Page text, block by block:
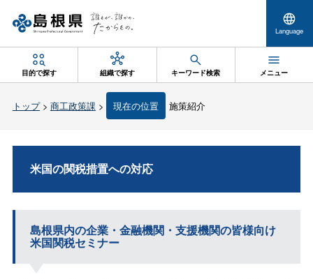
Language
目的で探す 組織で探す キーワード検索 メニュー
トップ> 商工政策課> 現在の位置 施策紹介
米国の関税措置への対応
島根県内の企業・金融機関・支援機関の皆様向け
米国関税セミナー